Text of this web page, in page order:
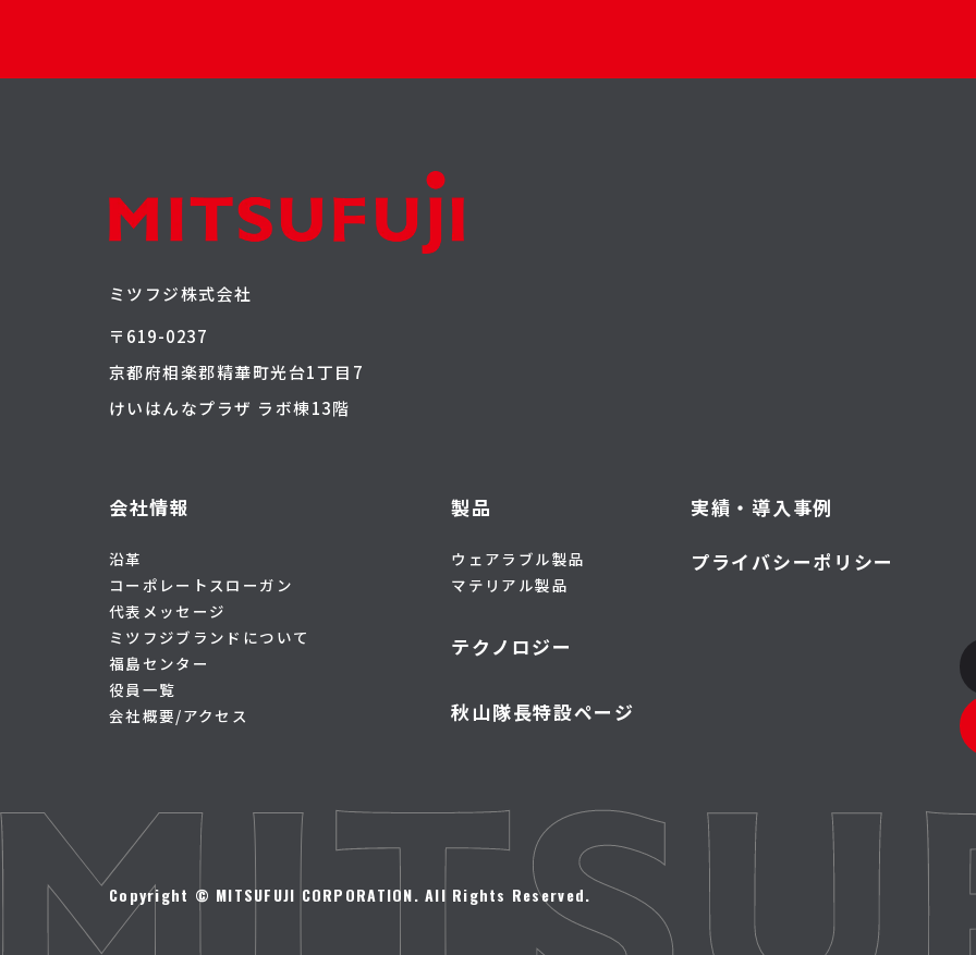
ミツフジ株式会社
〒619-0237
京都府相楽郡精華町光台1丁目7
けいはんなプラザ ラボ棟13階
会社情報
沿革
コーポレートスローガン
代表メッセージ
ミツフジブランドについて
福島センター
役員一覧
会社概要/アクセス
製品
ウェアラブル製品
マテリアル製品
テクノロジー
秋山隊長特設ページ
実績・導入事例
プライバシーポリシー
Copyright © MITSUFUJI CORPORATION. All Rights Reserved.